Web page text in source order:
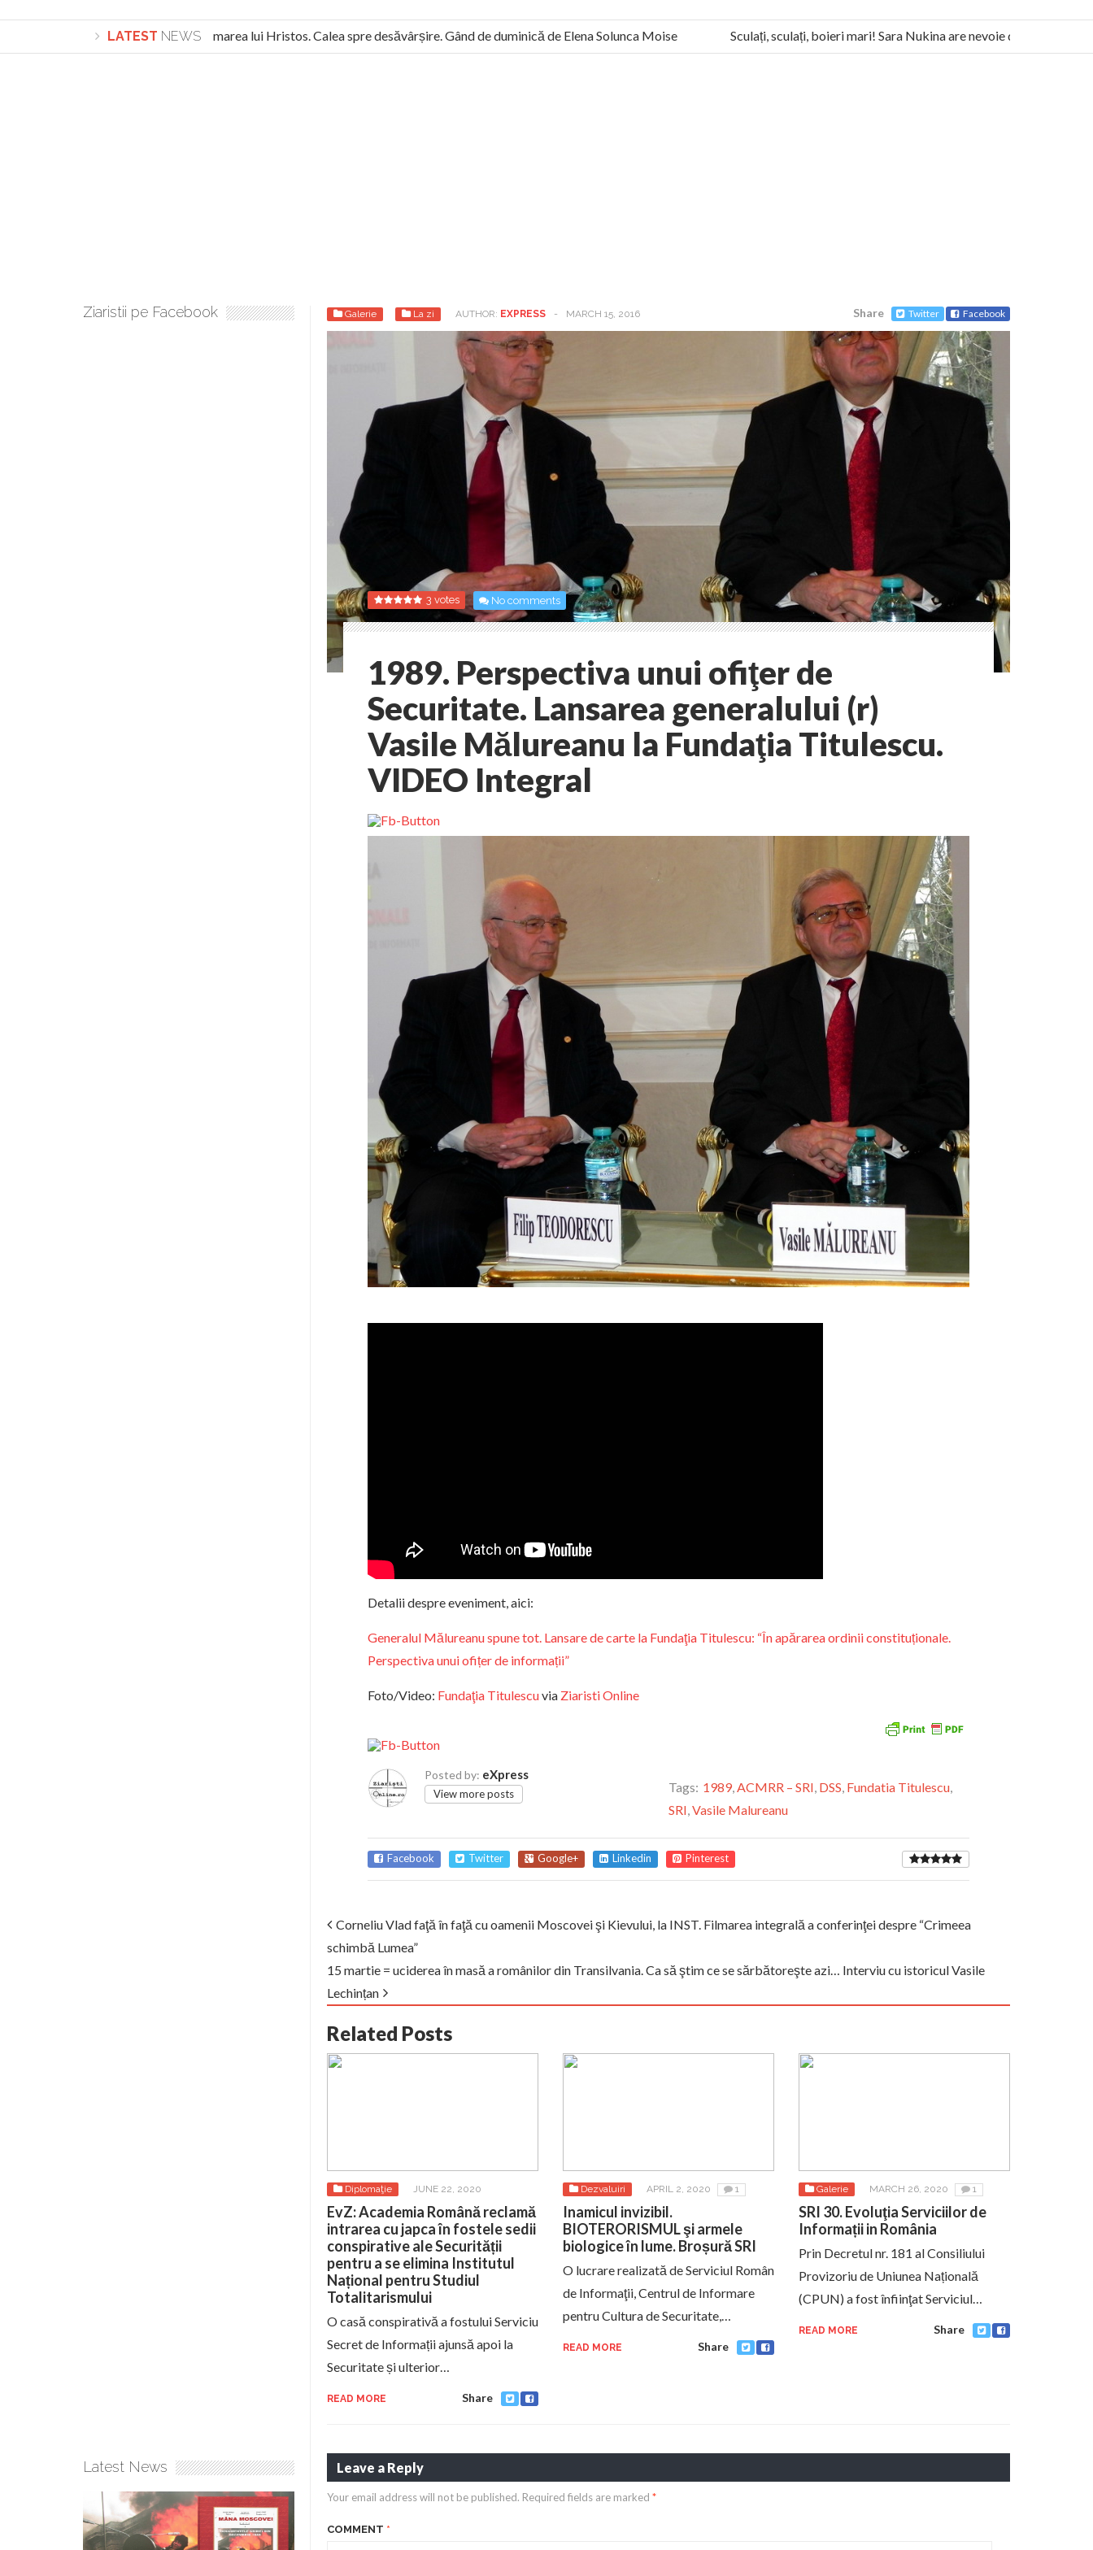
LATEST NEWS
Lepădarea de sine și urmarea lui Hristos. Calea spre desăvârșire. Gând de duminică de Elena Solunca Moise
Sculați, sculați, boieri mari! Sara Nukina are nevoie de ajutorul nostru!
Turnătorul DIE Lucian Boia înjură din nou poporul român: “românii sunt slavi, nu latini”. Fostul agent ceaușist de la Humanitas militează pentru federalizarea României
Galerie La zi AUTHOR: EXPRESS - MARCH 15, 2016 Share Twitter Facebook
3 votes No comments
1989. Perspectiva unui ofiţer de
Securitate. Lansarea generalului (r)
Vasile Mălureanu la Fundaţia Titulescu.
VIDEO Integral
Detalii despre eveniment, aici:
Generalul Mălureanu spune tot. Lansare de carte la Fundaţia Titulescu: “În apărarea ordinii constituționale.
Perspectiva unui ofițer de informații”
Foto/Video: Fundaţia Titulescuvia Ziaristi Online
Posted by: eXpress
View more posts Tags: 1989,ACMRR – SRI, DSS, Fundatia Titulescu,
SRI,Vasile Malureanu
Facebook Twitter Google+ Linkedin Pinterest
Corneliu Vlad faţă în faţă cu oamenii Moscovei şi Kievului, la INST. Filmarea integrală a conferinţei despre “Crimeea
schimbă Lumea”
15 martie = uciderea în masă a românilor din Transilvania. Ca să ştim ce se sărbătoreşte azi… Interviu cu istoricul Vasile
Lechințan
Related Posts
Diplomaţie JUNE 22, 2020
EvZ: Academia Română reclamă
intrarea cu japca în fostele sedii
conspirative ale Securității
pentru a se elimina Institutul
Național pentru Studiul
Totalitarismului
O casă conspirativă a fostului Serviciu
Secret de Informații ajunsă apoi la
Securitate și ulterior…
READ MORE Share
Dezvaluiri APRIL 2, 2020 1
Inamicul invizibil.
BIOTERORISMUL şi armele
biologice în lume. Broșură SRI
O lucrare realizată de Serviciul Român
de Informaţii, Centrul de Informare
pentru Cultura de Securitate,…
READ MORE Share
Galerie MARCH 26, 2020 1
SRI 30. Evoluţia Serviciilor de
Informații in România
Prin Decretul nr. 181 al Consiliului
Provizoriu de Uniunea Națională
(CPUN) a fost înfiinţat Serviciul…
READ MORE Share
Leave a Reply
Your email address will not be published. Required fields are marked *
COMMENT *
Ziaristii pe Facebook
Latest News